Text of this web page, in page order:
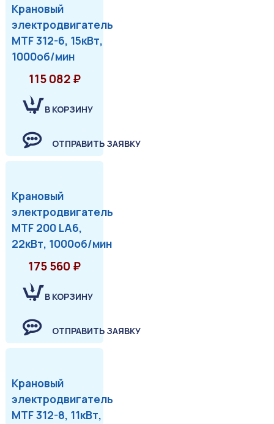
Крановый
электродвигатель
MTF 312-6, 15кВт,
1000об/мин
115 082 ₽
В КОРЗИНУ
ОТПРАВИТЬ ЗАЯВКУ
Крановый
электродвигатель
MTF 200 LA6,
22кВт, 1000об/мин
175 560 ₽
В КОРЗИНУ
ОТПРАВИТЬ ЗАЯВКУ
Крановый
электродвигатель
MTF 312-8, 11кВт,